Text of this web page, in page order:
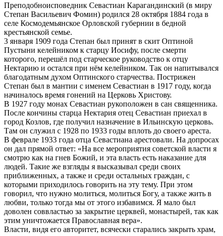
Преподобноисповедник Севастиан Карагандинский (в миру
Степан Васильевич Фомин) родился 28 октября 1884 года в
селе Космодемьянское Орловской губернии в бедной
крестьянской семье.
3 января 1909 года Степан был принят в скит Оптиной
Пустыни келейником к старцу Иосифу, после смерти
которого, перешёл под старческое руководство к отцу
Нектарию и остался при нём келейником. Так он напитывался
благодатным духом Оптинского старчества. Пострижен
Степан был в мантии с именем Севастиан в 1917 году, когда
начиналось время гонений на Церковь Христову.
В 1927 году монах Севастиан рукоположен в сан священника.
После кончины старца Нектария отец Севастиан приехал в
город Козлов, где получил назначение в Ильинскую церковь.
Там он служил с 1928 по 1933 годы вплоть до своего ареста.
В феврале 1933 года отца Севастиана арестовали. На допросах
он дал прямой ответ: «На все мероприятия советской власти я
смотрю как на гнев Божий, и эта власть есть наказание для
людей. Такие же взгляды я высказывал среди своих
приближенных, а также и среди остальных граждан, с
которыми приходилось говорить на эту тему. При этом
говорил, что нужно молиться, молиться Богу, а также жить в
любви, только тогда мы от этого избавимся. Я мало был
доволен соввластью за закрытие церквей, монастырей, так как
этим уничтожается Православная вера».
Власти, видя его авторитет, всячески старались закрыть храм,